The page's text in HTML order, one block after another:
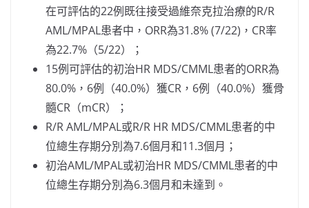
在可評估的22例既往接受過維奈克拉治療的R/R
AML/MPAL患者中，ORR為31.8% (7/22)，CR率
為22.7%（5/22）；
15例可評估的初治HR MDS/CMML患者的ORR為
80.0%，6例（40.0%）獲CR，6例（40.0%）獲骨
髓CR（mCR）；
R/R AML/MPAL或R/R HR MDS/CMML患者的中
位總生存期分別為7.6個月和11.3個月；
初治AML/MPAL或初治HR MDS/CMML患者的中
位總生存期分別為6.3個月和未達到。